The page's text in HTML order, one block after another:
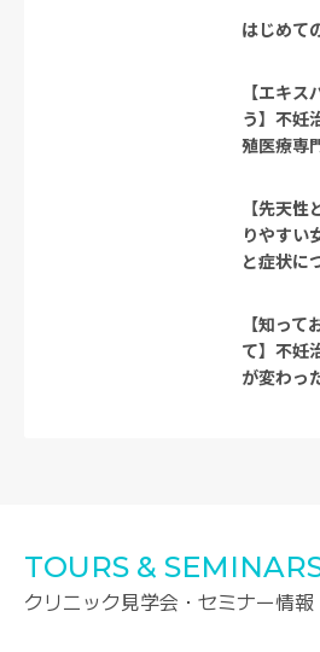
はじめて
【エキ
う】不妊
殖医療専
【先天
りやすい
と症状に
【知っ
て】不妊
が変わっ
TOURS &
クリニック見学会・セミナー情報